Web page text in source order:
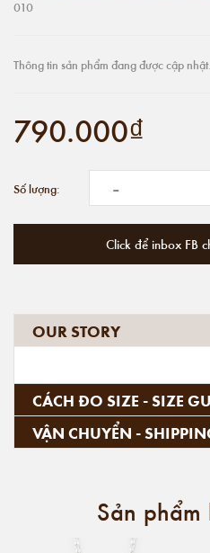
010
Thông tin sản phẩm đang được cập nhật.
790.000₫
Số lượng: -
Click để inbox FB
OUR STORY
CÁCH ĐO SIZE - SIZE
VẬN CHUYỂN -
Sản